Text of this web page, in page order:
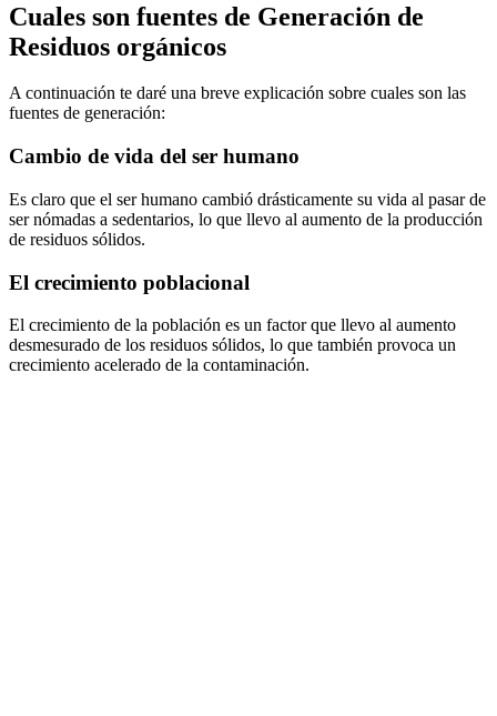
Cuales son fuentes de Generación de
Residuos orgánicos
A continuación te daré una breve explicación sobre cuales son las
fuentes de generación:
Cambio de vida del ser humano
Es claro que el ser humano cambió drásticamente su vida al pasar de
ser nómadas a sedentarios, lo que llevo al aumento de la producción
de residuos sólidos.
El crecimiento poblacional
El crecimiento de la población es un factor que llevo al aumento
desmesurado de los residuos sólidos, lo que también provoca un
crecimiento acelerado de la contaminación.